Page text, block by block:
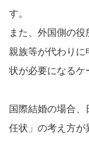
す。
また、外国側の役
親族等が代わり
状が必要になるケ
国際結婚の場合
任状」の考え方が